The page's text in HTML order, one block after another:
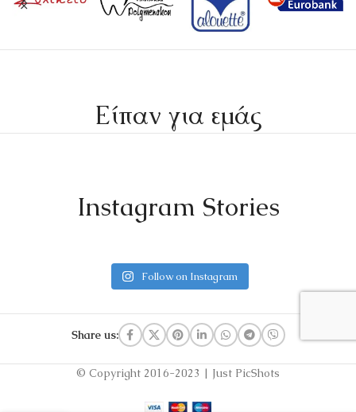
Είπαν για εμάς
Instagram Stories
Follow on Instagram
Share us:
© Copyright 2016-2023 | Just PicShots